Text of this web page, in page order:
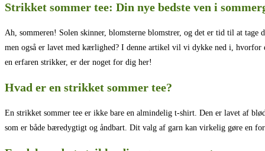
Strikket sommer tee: Din nye bedste ven i
Ah, sommeren! Solen skinner, blomsterne blomstrer, og det er tid til at
men også er lavet med kærlighed? I denne artikel vil vi dykke ned i,
en erfaren strikker, er der noget for dig her!
Hvad er en strikket sommer tee?
En strikket sommer tee er ikke bare en almindelig t-shirt. Den er lavet af
som er både bæredygtigt og åndbart. Dit valg af garn kan virkelig gøre en